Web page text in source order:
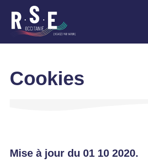
contenu
Cookies
Mise à jour du 01 10 2020.